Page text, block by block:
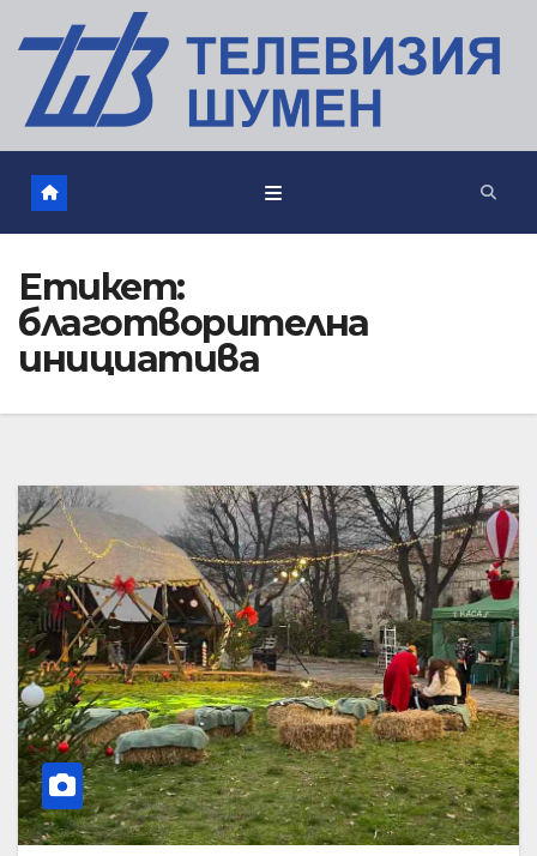
Етикет:
благотворителна
инициатива